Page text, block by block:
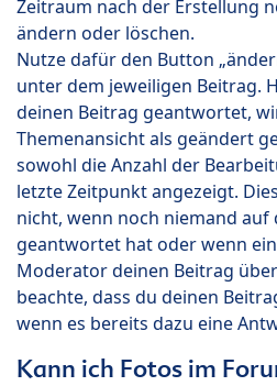
Zeitraum nach der Erstellung
ändern oder löschen.
Nutze dafür den Button
unter dem jeweiligen Beitrag.
deinen Beitrag geantwortet,
Themenansicht als geändert
sowohl die Anzahl der
letzte Zeitpunkt angezeigt.
nicht, wenn noch niemand auf
geantwortet hat oder wenn
Moderator deinen Beitrag
beachte, dass du deinen
wenn es bereits dazu eine
Kann ich Fotos im